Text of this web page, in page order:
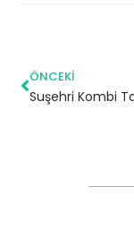
ÖNCEKI